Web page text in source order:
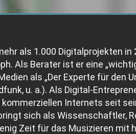
als 1.000 Digitalprojekten in
Als Berater ist er eine
als „Der Experte für den
u. a.). Als Digital-
Internets seit
sich als Wissenschaftler,
Zeit für das Musizieren mit